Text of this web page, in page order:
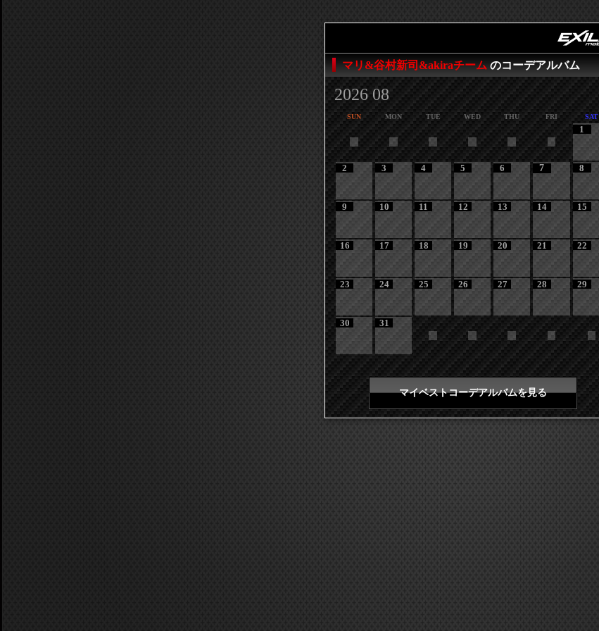
マリ&谷村新司&akiraチーム のコーデアルバム
2026 08
SUN MON TUE WED THU FRI SAT
1
2 3 4 5 6 7 8
9 10 11 12 13 14 15
16 17 18 19 20 21 22
23 24 25 26 27 28 29
30 31
マイベストコーデアルバムを見る